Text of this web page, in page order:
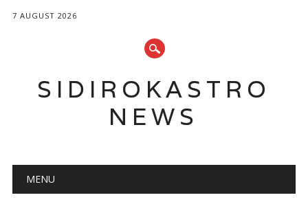
7 AUGUST 2026
SIDIROKASTRO
NEWS
Main menu
MENU